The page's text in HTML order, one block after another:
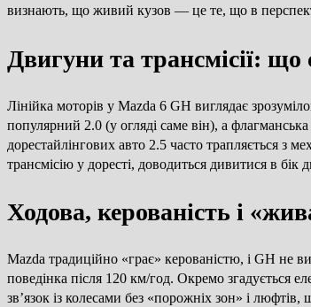
визнають, що живий кузов — це те, що в
Двигуни та трансмісії:
Лінійка моторів у Mazda 6 GH виглядає
популярний 2.0 (у огляді саме він), а
дорестайлінгових авто 2.5 часто трапляється з
трансмісію у доресті, доводиться дивитися в бік
Ходова, керованість і
Mazda традиційно «грає» керованістю, і GH не
поведінка після 120 км/год. Окремо згадується
зв’язок із колесами без «порожніх зон» і